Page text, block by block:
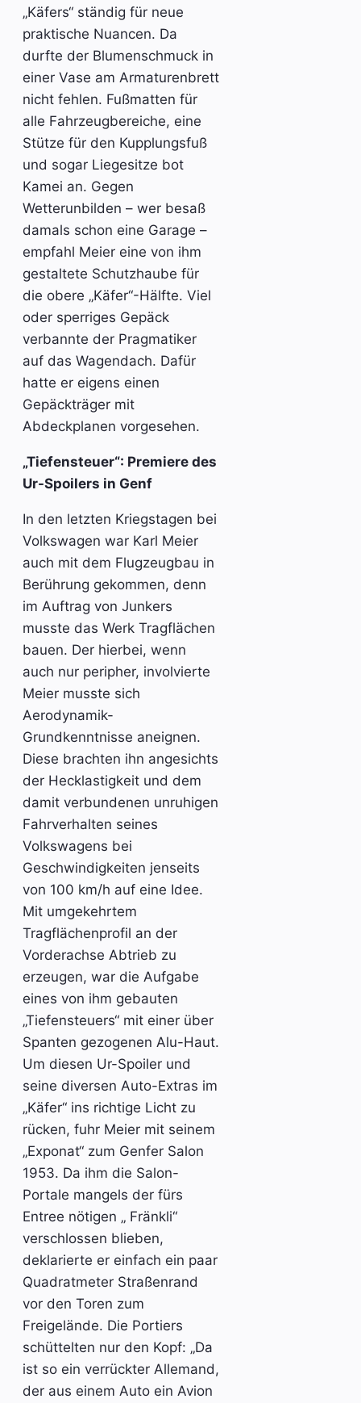
„Käfers“ ständig für neue
praktische Nuancen. Da
durfte der Blumenschmuck in
einer Vase am Armaturenbrett
nicht fehlen. Fußmatten für
alle Fahrzeugbereiche, eine
Stütze für den Kupplungsfuß
und sogar Liegesitze bot
Kamei an. Gegen
Wetterunbilden – wer besaß
damals schon eine Garage –
empfahl Meier eine von ihm
gestaltete Schutzhaube für
die obere „Käfer“-Hälfte. Viel
oder sperriges Gepäck
verbannte der Pragmatiker
auf das Wagendach. Dafür
hatte er eigens einen
Gepäckträger mit
Abdeckplanen vorgesehen.
„Tiefensteuer“: Premiere des
Ur-Spoilers in Genf
In den letzten Kriegstagen bei
Volkswagen war Karl Meier
auch mit dem Flugzeugbau in
Berührung gekommen, denn
im Auftrag von Junkers
musste das Werk Tragflächen
bauen. Der hierbei, wenn
auch nur peripher, involvierte
Meier musste sich
Aerodynamik-
Grundkenntnisse aneignen.
Diese brachten ihn angesichts
der Hecklastigkeit und dem
damit verbundenen unruhigen
Fahrverhalten seines
Volkswagens bei
Geschwindigkeiten jenseits
von 100 km/h auf eine Idee.
Mit umgekehrtem
Tragflächenprofil an der
Vorderachse Abtrieb zu
erzeugen, war die Aufgabe
eines von ihm gebauten
„Tiefensteuers“ mit einer über
Spanten gezogenen Alu-Haut.
Um diesen Ur-Spoiler und
seine diversen Auto-Extras im
„Käfer“ ins richtige Licht zu
rücken, fuhr Meier mit seinem
„Exponat“ zum Genfer Salon
1953. Da ihm die Salon-
Portale mangels der fürs
Entree nötigen „ Fränkli“
verschlossen blieben,
deklarierte er einfach ein paar
Quadratmeter Straßenrand
vor den Toren zum
Freigelände. Die Portiers
schüttelten nur den Kopf: „Da
ist so ein verrückter Allemand,
der aus einem Auto ein Avion